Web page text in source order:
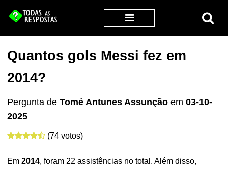
Quantos gols Messi fez em
2014?
Pergunta deTomé Antunes Assunção em03-10-
2025
(74 votos)
Em2014, foram 22 assistências no total. Além disso,